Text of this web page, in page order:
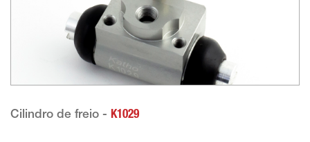
Cilindro de freio - K1029